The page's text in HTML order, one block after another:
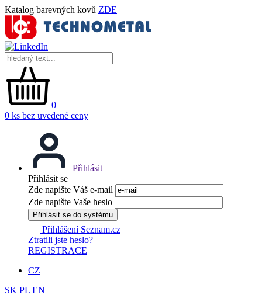
Katalog barevných kovů ZDE
0
0 ks bez uvedené ceny
Přihlásit
Přihlásit se
Zde napište Váš e-mail
Zde napište Vaše heslo
Přihlásit se do systému
Přihlášení Seznam.cz
Ztratili jste heslo?
REGISTRACE
CZ
SK PL EN